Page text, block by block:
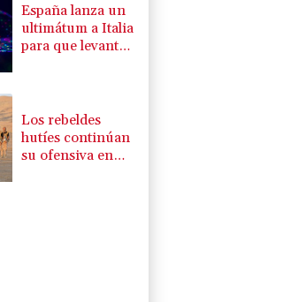
España lanza un
ultimátum a Italia
para que levante
Los rebeldes
hutíes continúan
su ofensiva en